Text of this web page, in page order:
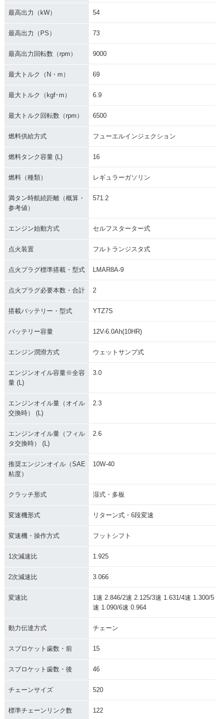
最高出力（kW） 54
最高出力（PS） 73
最高出力回転数（rpm） 9000
最大トルク（N・m） 69
最大トルク（kgf･m） 6.9
最大トルク回転数（rpm） 6500
燃料供給方式 フューエルインジェクション
燃料タンク容量 (L) 16
燃料（種類） レギュラーガソリン
満タン時航続距離（概算・
参考値）
571.2
エンジン始動方式 セルフスターター式
点火装置 フルトランジスタ式
点火プラグ標準搭載・型式 LMAR8A-9
点火プラグ必要本数・合計 2
搭載バッテリー・型式 YTZ7S
バッテリー容量 12V-6.0Ah(10HR)
エンジン潤滑方式 ウェットサンプ式
エンジンオイル容量※全容
量 (L)
3.0
エンジンオイル量（オイル
交換時） (L)
2.3
エンジンオイル量（フィル
タ交換時） (L)
2.6
推奨エンジンオイル（SAE
粘度）
10W-40
クラッチ形式 湿式・多板
変速機形式 リターン式・6段変速
変速機・操作方式 フットシフト
1次減速比 1.925
2次減速比 3.066
変速比
1速 2.846/2速 2.125/3速 1.631/4速 1.300/5
速 1.090/6速 0.964
動力伝達方式 チェーン
スプロケット歯数・前 15
スプロケット歯数・後 46
チェーンサイズ 520
標準チェーンリンク数 122